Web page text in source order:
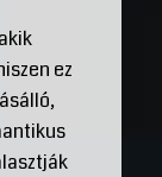
ez